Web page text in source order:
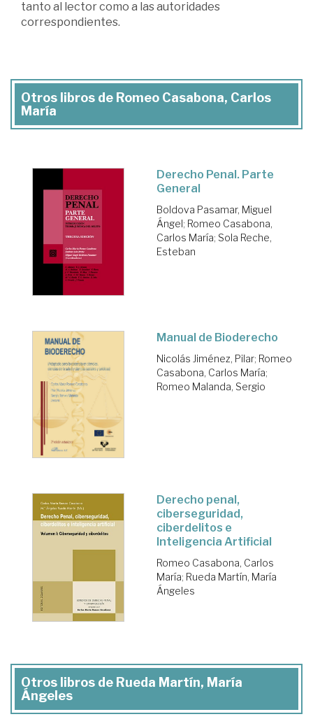
tanto al lector como a las autoridades
correspondientes.
Otros libros de Romeo Casabona, Carlos
María
Derecho Penal. Parte
General
Boldova Pasamar, Miguel
Ángel; Romeo Casabona,
Carlos María; Sola Reche,
Esteban
Manual de Bioderecho
Nicolás Jiménez, Pilar; Romeo
Casabona, Carlos María;
Romeo Malanda, Sergio
Derecho penal,
ciberseguridad,
ciberdelitos e
Inteligencia Artificial
Romeo Casabona, Carlos
María; Rueda Martín, María
Ángeles
Otros libros de Rueda Martín, María
Ángeles